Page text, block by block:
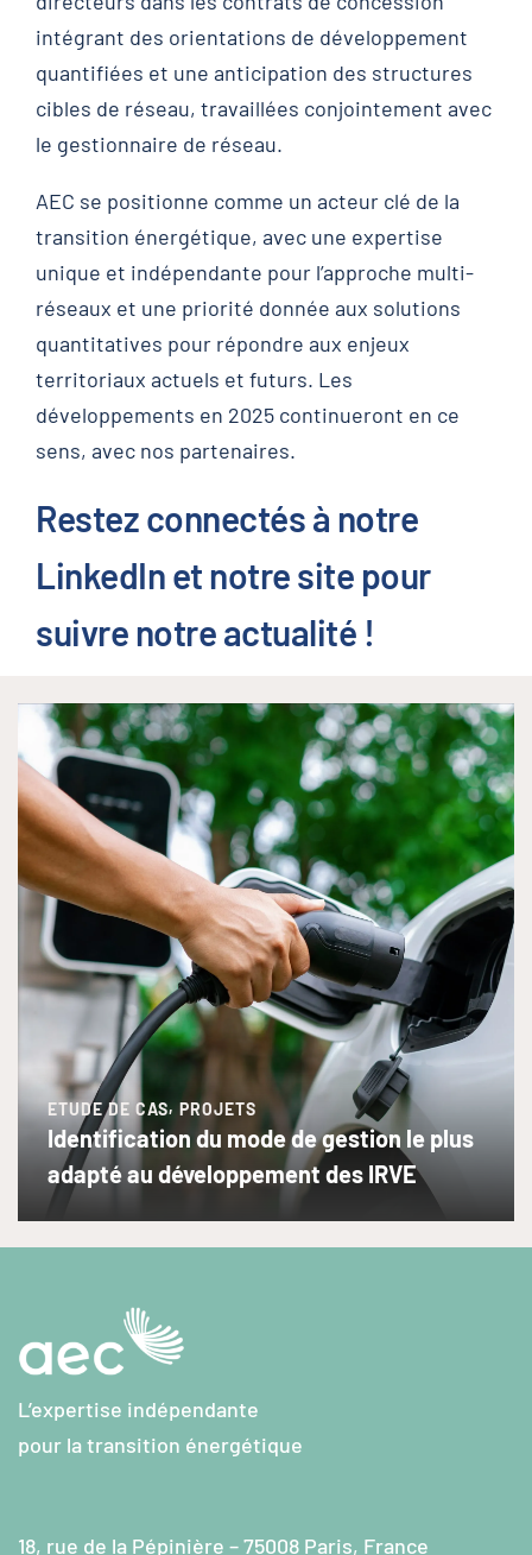
intégrant des orientations de développement
quantifiées et une anticipation des structures
cibles de réseau, travaillées conjointement avec
le gestionnaire de réseau.
AEC se positionne comme un acteur clé de la
transition énergétique, avec une expertise
unique et indépendante pour l’approche multi-
réseaux et une priorité donnée aux solutions
quantitatives pour répondre aux enjeux
territoriaux actuels et futurs. Les
développements en 2025 continueront en ce
sens, avec nos partenaires.
Restez connectés à notre
LinkedIn et notre site pour
suivre notre actualité !
ETUDE DE CAS, PROJETS
Identification du mode de gestion le plus
adapté au développement des IRVE
L’expertise indépendante
pour la transition énergétique
18, rue de la Pépinière – 75008 Paris, France